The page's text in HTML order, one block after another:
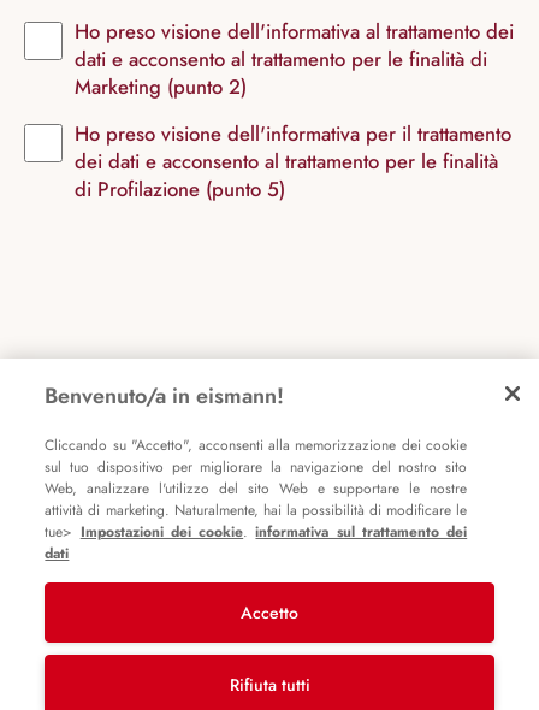
Ho preso visione dell'informativa al trattamento dei
dati e acconsento al trattamento per le finalità di
Marketing (punto 2)
Ho preso visione dell'informativa per il trattamento
dei dati e acconsento al trattamento per le finalità
di Profilazione (punto 5)
protezione dei datie di aver accettato i nostri
Procedi al checkout
Torna al login
Benvenuto/a in eismann!
Cliccando su "Accetto", acconsenti alla memorizzazione dei cookie
sul tuo dispositivo per migliorare la navigazione del nostro sito
Web, analizzare l'utilizzo del sito Web e supportare le nostre
attività di marketing. Naturalmente, hai la possibilità di modificare le
tue> Impostazioni dei cookie.informativa sul trattamento dei
dati
Accetto
Rifiuta tutti